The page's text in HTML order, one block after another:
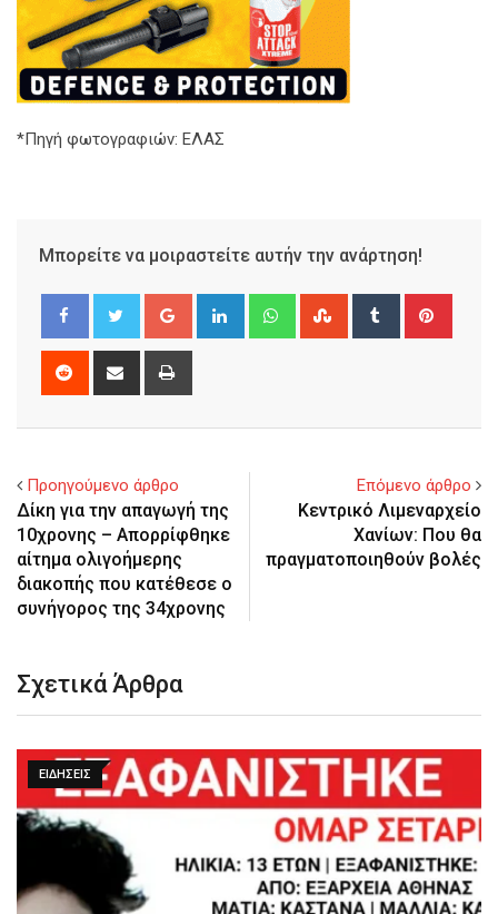
*Πηγή φωτογραφιών: ΕΛΑΣ
Μπορείτε να μοιραστείτε αυτήν την ανάρτηση!
Google+ LinkedIn WhatsappStumbleUpon
Tumblr
Reddit
Share
Προηγούμενο άρθρο
Δίκη για την απαγωγή της
10χρονης – Απορρίφθηκε
αίτημα ολιγοήμερης
διακοπής που κατέθεσε ο
συνήγορος της 34χρονης
Επόμενο άρθρο
Κεντρικό Λιμεναρχείο
Χανίων: Που θα
πραγματοποιηθούν βολές
Σχετικά Άρθρα
ΕΙΔΉΣΕΙΣ